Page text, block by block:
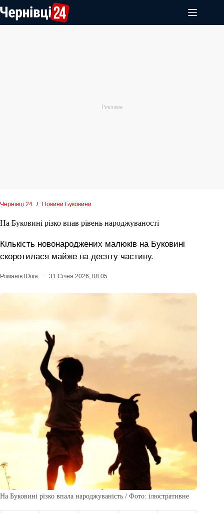
до
вмісту
Чернівці 24 / Новини Буковини
На Буковині різко впав рівень народжуваності
Кількість новонароджених малюків на Буковині
скоротилася майже на десяту частину.
Романів Юлія 31 Січня 2026, 08:05
На Буковині різко впала народжуваність / Фото: ілюстративне